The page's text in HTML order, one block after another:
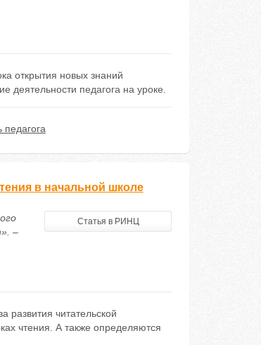
открытия новых знаний
педагога на уроке.
педагога
в начальной школе
–
Статья в РИНЦ
развития читательской
чтения. А также определяются